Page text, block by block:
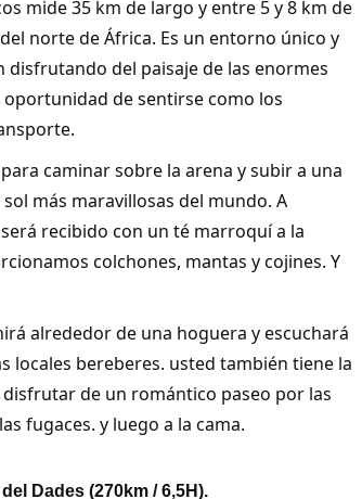
mide 35 km de largo y entre 5 y 8 km de
norte de África. Es un entorno único y
del paisaje de las enormes
oportunidad de sentirse como los
caminar sobre la arena y subir a una
más maravillosas del mundo. A
recibido con un té marroquí a la
colchones, mantas y cojines. Y
alrededor de una hoguera y escuchará
bereberes. usted también tiene la
de un romántico paseo por las
fugaces. y luego a la cama.
Dades (270km / 6,5H).